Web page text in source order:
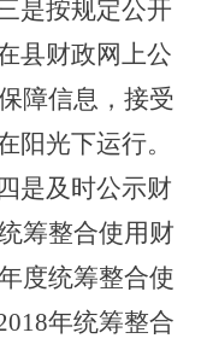
是按规定公开
县财政网上公
障信息，接受
阳光下运行。
是及时公示财
筹整合使用财
度统筹整合使
年统筹整合